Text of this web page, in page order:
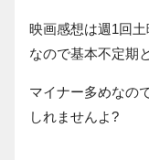
映画感想は週1回
なので基本不定期
マイナー多めなの
しれませんよ?